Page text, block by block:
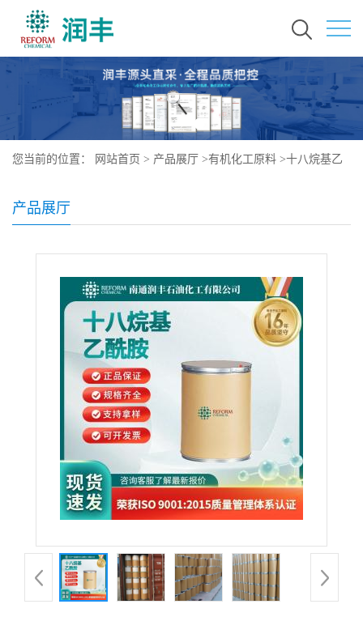
您当前的位置： 网站首页 > 产品展厅 >有机化工原料 >十八烷基乙
产品展厅